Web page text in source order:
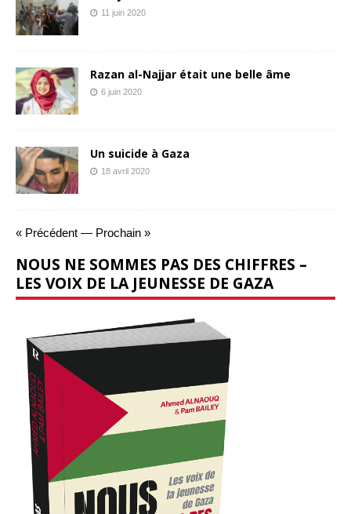
11 juin 2020
Razan al-Najjar était une belle âme
6 juin 2020
Un suicide à Gaza
18 avril 2020
« Précédent — Prochain »
NOUS NE SOMMES PAS DES CHIFFRES –
LES VOIX DE LA JEUNESSE DE GAZA